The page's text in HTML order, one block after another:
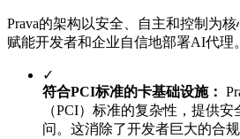
Prava的架构以安全、自主和控制为
赋能开发者和企业自信地部署AI代理。
✓
符合PCI标准的卡基础设施：
（PCI）标准的复杂性，提供
问。这消除了开发者巨大的合